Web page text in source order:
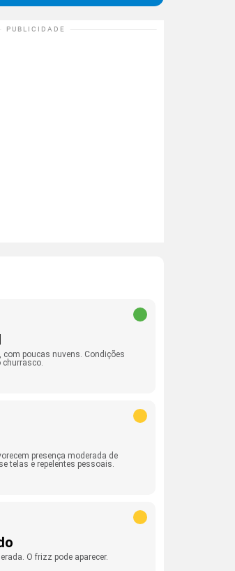
com poucas nuvens. Condições
churrasco.
presença moderada de
telas e repelentes pessoais.
O frizz pode aparecer.